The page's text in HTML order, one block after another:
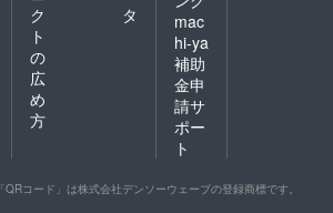
ク
ト
の
広
め
方
タ
mac
hi-ya
補助
金申
請サ
ポー
ト
「QRコード」は株式会社デンソーウェーブの登録商標です。